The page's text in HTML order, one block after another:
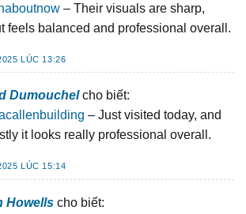
– Their visuals are sharp,
feels balanced and professional overall.
LÚC 13:26
Dumouchel cho biết:
– Just visited today, and
it looks really professional overall.
LÚC 15:14
Howells cho biết: